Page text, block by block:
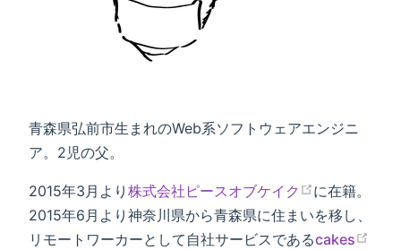
青森県弘前市生まれのWeb系ソフトウェアエンジニ
ア。2児の父。
2015年3月より 株式会社ピースオブケイク
に在籍。
2015年6月より神奈川県から青森県に住まいを移し、
リモートワーカーとして自社サービスであるcakes